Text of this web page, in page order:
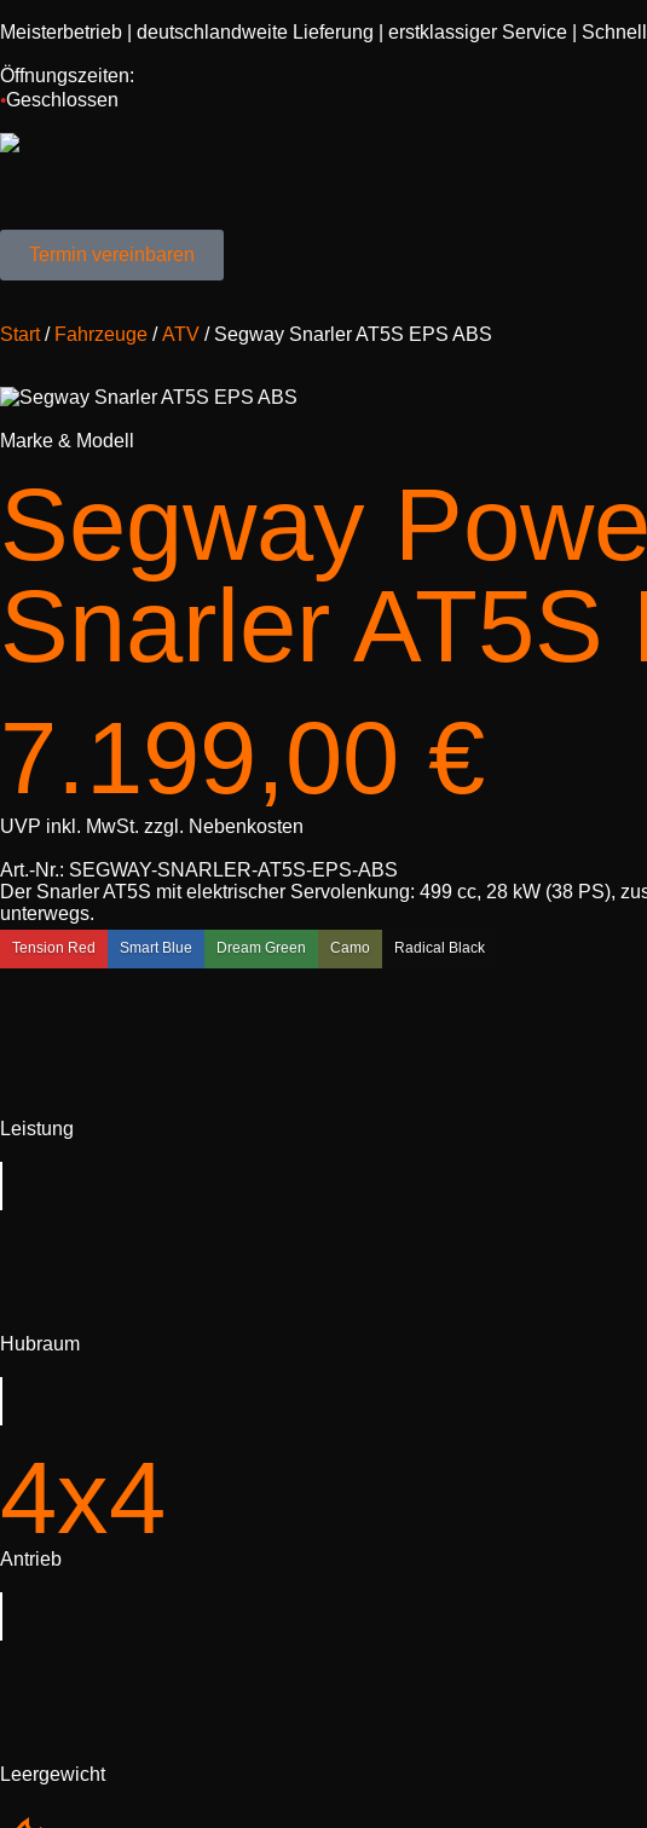
Meisterbetrieb | deutschlandweite Lieferung | erstklassiger Service |
Öffnungszeiten:
●Geschlossen
Termin vereinbaren
Start/ Fahrzeuge /ATV / Segway Snarler AT5S EPS ABS
Marke & Modell
Segway
Snarler AT5S
7.199,00 €
UVP inkl. MwSt. zzgl. Nebenkosten
Art.-Nr.: SEGWAY-SNARLER-AT5S-EPS-ABS
Der Snarler AT5S mit elektrischer Servolenkung: 499 cc, 28 kW (38 PS),
unterwegs.
Tension Red Smart Blue Dream Green Camo Radical Black
Leistung
Hubraum
4x4
Antrieb
Leergewicht